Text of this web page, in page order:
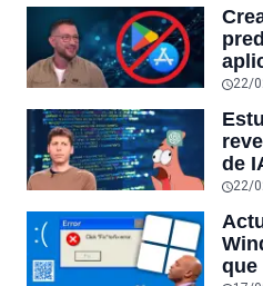
las
22/
de
la
22/
que